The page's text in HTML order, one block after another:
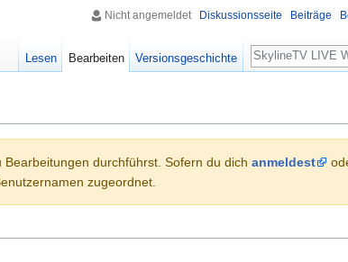
durchführst. Sofern du dich anmeldest
zugeordnet.
Nicht angemeldet Diskussionsseite Beiträge
Lesen Bearbeiten Versionsgeschichte
Suche